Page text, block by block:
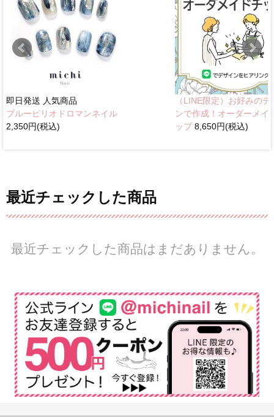
即日発送 人気商品
ブルーピリオドロマンネイル
2,350円(税込)
（LINE限定）お好みのデ
ンで作成！オーダーメイ
ップ8,650円(税込)
最近チェックした商品
最近チェックした商品はまだありません。